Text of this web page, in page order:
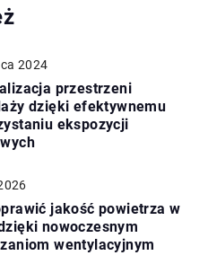
2024
przestrzeni
dzięki efektywnemu
ekspozycji
jakość powietrza w
nowoczesnym
wentylacyjnym